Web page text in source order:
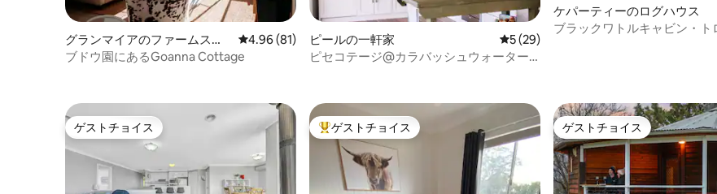
グランマイアのファームステ
イ
レビュー81件、5つ星中4.96つ星の平均評価
4.96 (81)
ブドウ園にあるGoanna Cottage
ピールの一軒家 レビュー29件、5つ星中5つ星の平均評価
5 (29)
ピセコテージ@カラバッシュウォーター
ケパーティーのログハウス
ブラックワトルキャビン・ト
ゲストチョイス
ゲストチョイス 大好評のゲストチョイスです。
ゲストチョイス ゲストチョイス
ゲストチョイス